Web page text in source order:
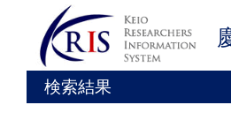
検索結果